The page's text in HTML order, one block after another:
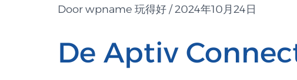
Door wpname 玩得好 / 2024年10月24日
De Aptiv